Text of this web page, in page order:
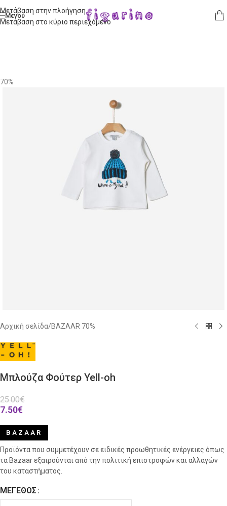
Μετάβαση στην πλοήγηση
Μετάβαση στο κύριο περιεχόμενο
Μενού
70%
Αρχική σελίδα/BAZAAR 70%
Μπλούζα Φούτερ Yell-oh
25.00€
7.50€
BAZAAR
Προϊόντα που συμμετέχουν σε ειδικές προωθητικές ενέργειες όπως
τα Bazaar εξαιρούνται από την πολιτική επιστροφών και αλλαγών
του καταστήματος.
ΜΈΓΕΘΟΣ
Alternative: